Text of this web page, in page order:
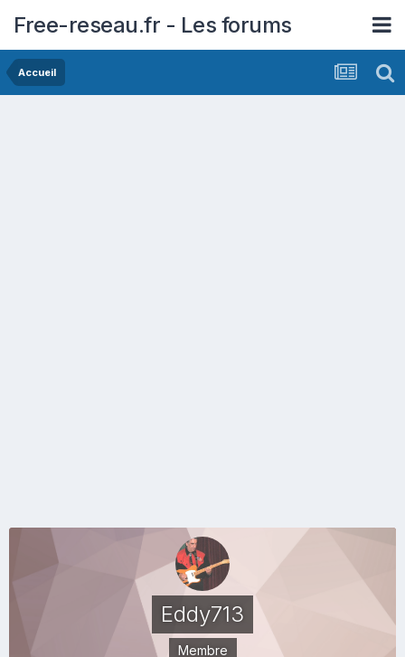
Free-reseau.fr - Les forums
Accueil
Eddy713
Membre